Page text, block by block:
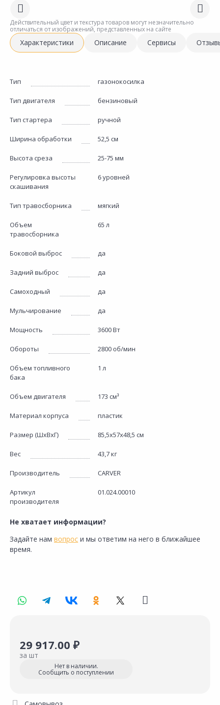
Действительный цвет и текстура товаров могут незначительно
отличаться от изображений, представленных на сайте
Характеристики Описание Сервисы
Тип газонокосилка
Тип двигателя бензиновый
Тип стартера ручной
Ширина обработки 52,5 см
Высота среза 25-75 мм
Регулировка высоты
скашивания
6 уровней
Тип травосборника мягкий
Объем
травосборника
65 л
Боковой выброс да
Задний выброс да
Самоходный да
Мульчирование да
Мощность 3600 Вт
Обороты 2800 об/мин
Объем топливного
бака
1 л
Объем двигателя 173 см³
Материал корпуса пластик
Размер (ШхВхГ) 85,5x57x48,5 см
Вес 43,7 кг
Производитель CARVER
Артикул
производителя
01.024.00010
Не хватает информации?
Задайте нам вопрос и мы ответим на него в ближайшее
время.
29 917.00 ₽
за шт
Нет в наличии.
Сообщить о поступлении